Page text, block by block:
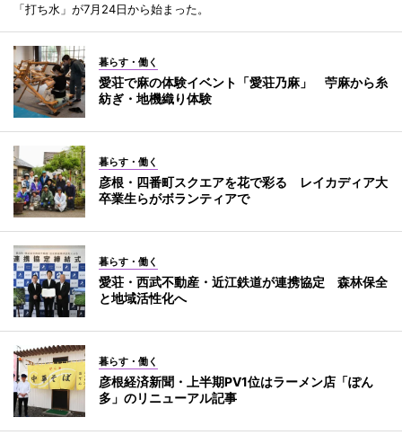
「打ち水」が7月24日から始まった。
暮らす・働く
愛荘で麻の体験イベント「愛荘乃麻」 苧麻から糸
紡ぎ・地機織り体験
暮らす・働く
彦根・四番町スクエアを花で彩る レイカディア大
卒業生らがボランティアで
暮らす・働く
愛荘・西武不動産・近江鉄道が連携協定 森林保全
と地域活性化へ
暮らす・働く
彦根経済新聞・上半期PV1位はラーメン店「ぽん
多」のリニューアル記事